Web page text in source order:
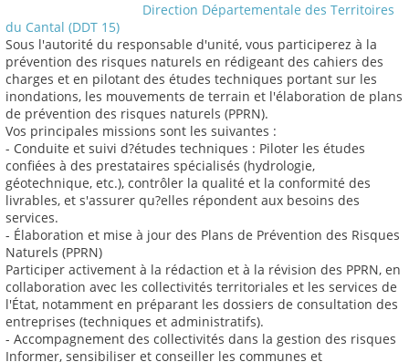
Direction Départementale des Territoires
du Cantal (DDT 15)
Sous l'autorité du responsable d'unité, vous participerez à la
prévention des risques naturels en rédigeant des cahiers des
charges et en pilotant des études techniques portant sur les
inondations, les mouvements de terrain et l'élaboration de plans
de prévention des risques naturels (PPRN).
Vos principales missions sont les suivantes :
- Conduite et suivi d?études techniques : Piloter les études
confiées à des prestataires spécialisés (hydrologie,
géotechnique, etc.), contrôler la qualité et la conformité des
livrables, et s'assurer qu?elles répondent aux besoins des
services.
- Élaboration et mise à jour des Plans de Prévention des Risques
Naturels (PPRN)
Participer activement à la rédaction et à la révision des PPRN, en
collaboration avec les collectivités territoriales et les services de
l'État, notamment en préparant les dossiers de consultation des
entreprises (techniques et administratifs).
- Accompagnement des collectivités dans la gestion des risques
Informer, sensibiliser et conseiller les communes et